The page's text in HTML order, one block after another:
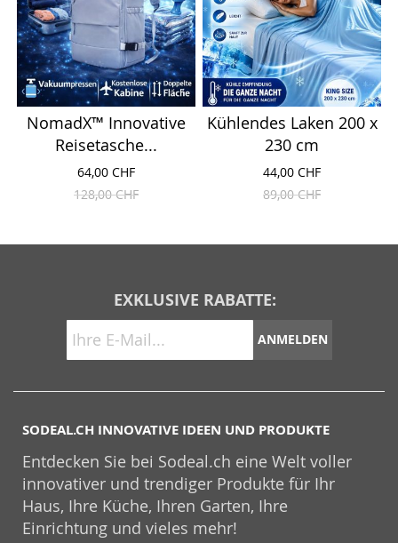
NomadX™ Innovative
Reisetasche...
64,00 CHF
128,00 CHF
Kühlendes Laken 200 x
230 cm
44,00 CHF
89,00 CHF
EXKLUSIVE RABATTE:
ANMELDEN
SODEAL.CH INNOVATIVE IDEEN UND PRODUKTE
Entdecken Sie bei Sodeal.ch eine Welt voller
innovativer und trendiger Produkte für Ihr
Haus, Ihre Küche, Ihren Garten, Ihre
Einrichtung und vieles mehr!